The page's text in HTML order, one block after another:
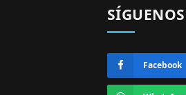
SÍGUENOS
Facebook